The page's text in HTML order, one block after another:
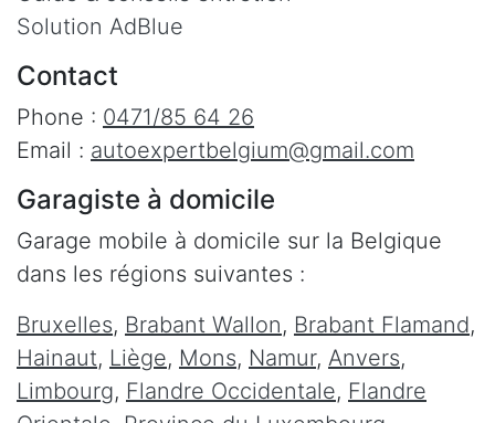
Solution AdBlue
Contact
Phone : 0471/85 64 26
Email : autoexpertbelgium@gmail.com
Garagiste à domicile
Garage mobile à domicile sur la Belgique
dans les régions suivantes :
Bruxelles, Brabant Wallon, Brabant Flamand,
Hainaut, Liège, Mons, Namur, Anvers,
Limbourg, Flandre Occidentale, Flandre